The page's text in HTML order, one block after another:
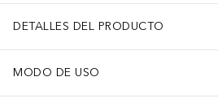
DETALLES DEL PRODUCTO
MODO DE USO